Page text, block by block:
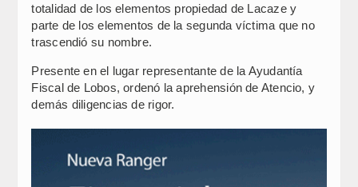
totalidad de los elementos propiedad de Lacaze y
parte de los elementos de la segunda víctima que no
trascendió su nombre.
Presente en el lugar representante de la Ayudantía
Fiscal de Lobos, ordenó la aprehensión de Atencio, y
demás diligencias de rigor.